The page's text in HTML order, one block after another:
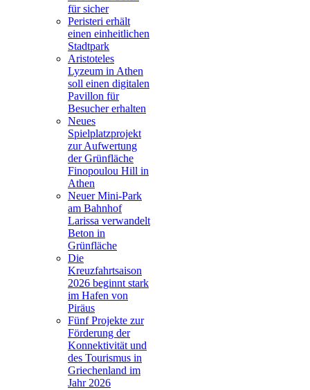
für sicher
Peristeri erhält
einen einheitlichen
Stadtpark
Aristoteles
Lyzeum in Athen
soll einen digitalen
Pavillon für
Besucher erhalten
Neues
Spielplatzprojekt
zur Aufwertung
der Grünfläche
Finopoulou Hill in
Athen
Neuer Mini-Park
am Bahnhof
Larissa verwandelt
Beton in
Grünfläche
Die
Kreuzfahrtsaison
2026 beginnt stark
im Hafen von
Piräus
Fünf Projekte zur
Förderung der
Konnektivität und
des Tourismus in
Griechenland im
Jahr 2026